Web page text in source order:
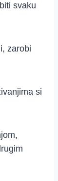
svaku
zarobi
si